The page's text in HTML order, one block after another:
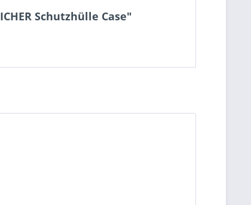
Schutzhülle Case"